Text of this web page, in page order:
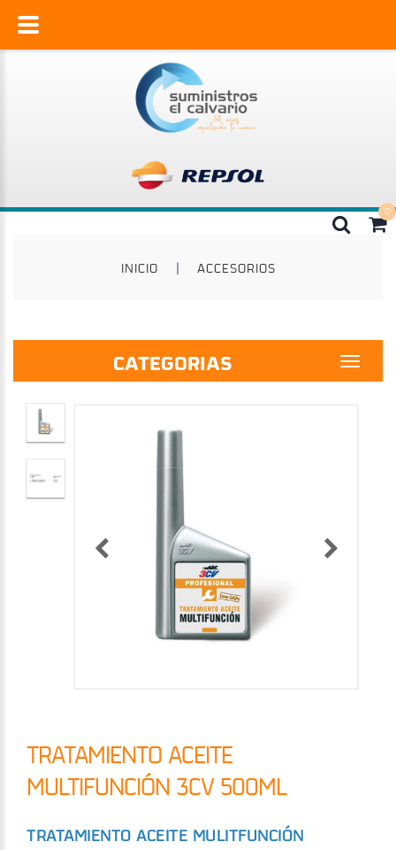
INICIO | ACCESORIOS
CATEGORIAS
TRATAMIENTO ACEITE
MULTIFUNCIÓN 3CV 500ML
TRATAMIENTO ACEITE MULITFUNCIÓN